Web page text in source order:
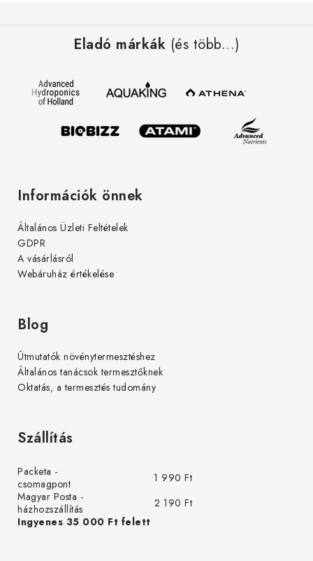
Eladó márkák (és több...)
Információk önnek
Általános Üzleti Feltételek
GDPR
A vásárlásról
Webáruház értékelése
Blog
Útmutatók növénytermesztéshez
Általános tanácsok termesztőknek
Oktatás, a termesztés tudomány
Szállítás
Packeta -
csomagpont
1 990 Ft
Magyar Posta -
házhozszállítás
2 190 Ft
Ingyenes 35 000 Ft felett